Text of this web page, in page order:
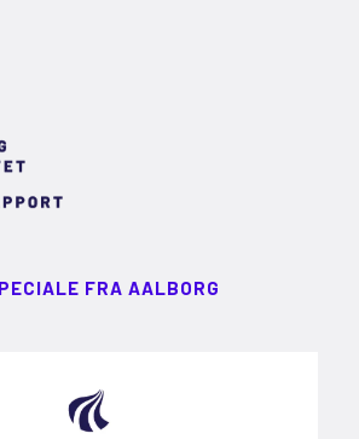
FRA AALBORG